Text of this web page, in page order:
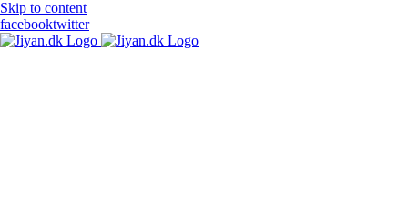
Skip to content
facebooktwitter